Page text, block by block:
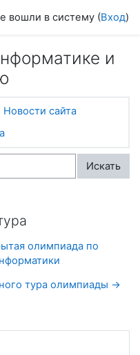
вошли в систему (Вход)
и
Новости сайта
Искать
олимпиада по
тура олимпиады →